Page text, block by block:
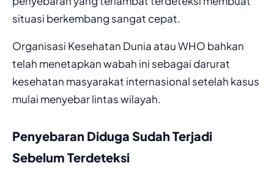
situasi berkembang sangat cepat.
Organisasi Kesehatan Dunia atau WHO bahkan
telah menetapkan wabah ini sebagai darurat
kesehatan masyarakat internasional setelah kasus
mulai menyebar lintas wilayah.
Penyebaran Diduga Sudah Terjadi
Sebelum Terdeteksi